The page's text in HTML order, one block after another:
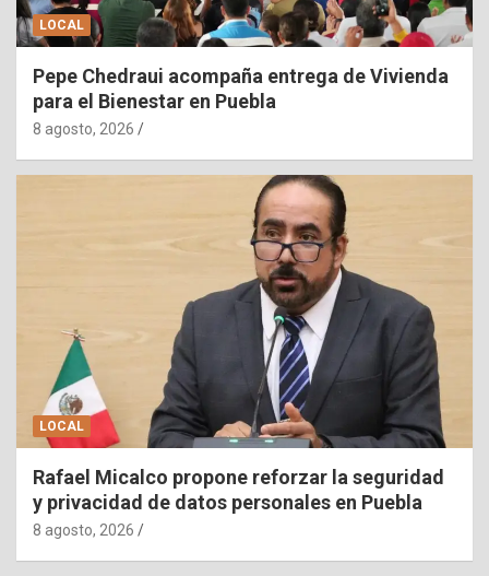
LOCAL
Pepe Chedraui acompaña entrega de Vivienda
para el Bienestar en Puebla
8 agosto, 2026
LOCAL
Rafael Micalco propone reforzar la seguridad
y privacidad de datos personales en Puebla
8 agosto, 2026